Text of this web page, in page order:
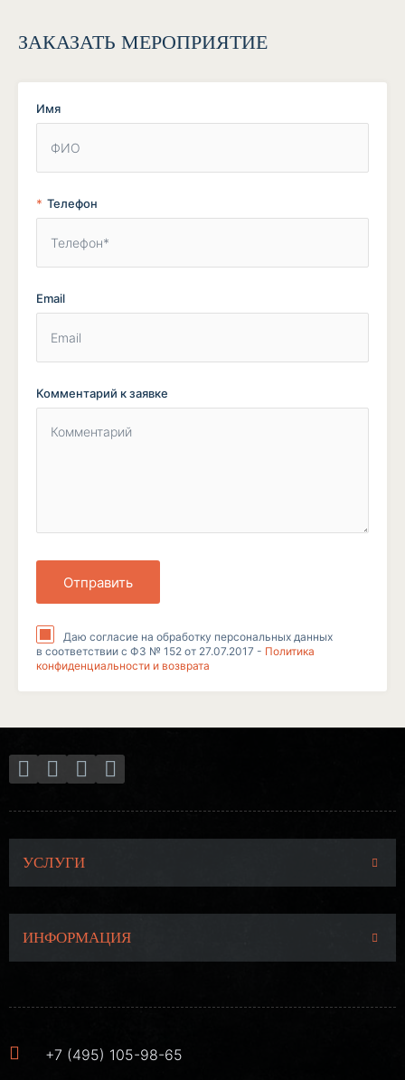
ЗАКАЗАТЬ МЕРОПРИЯТИЕ
Имя
Телефон
Email
Комментарий к заявке
Отправить
Даю согласие на обработку персональных данных
в соответствии с ФЗ № 152 от 27.07.2017 - Политика
конфиденциальности и возврата
УСЛУГИ
ИНФОРМАЦИЯ
+7 (495) 105-98-65